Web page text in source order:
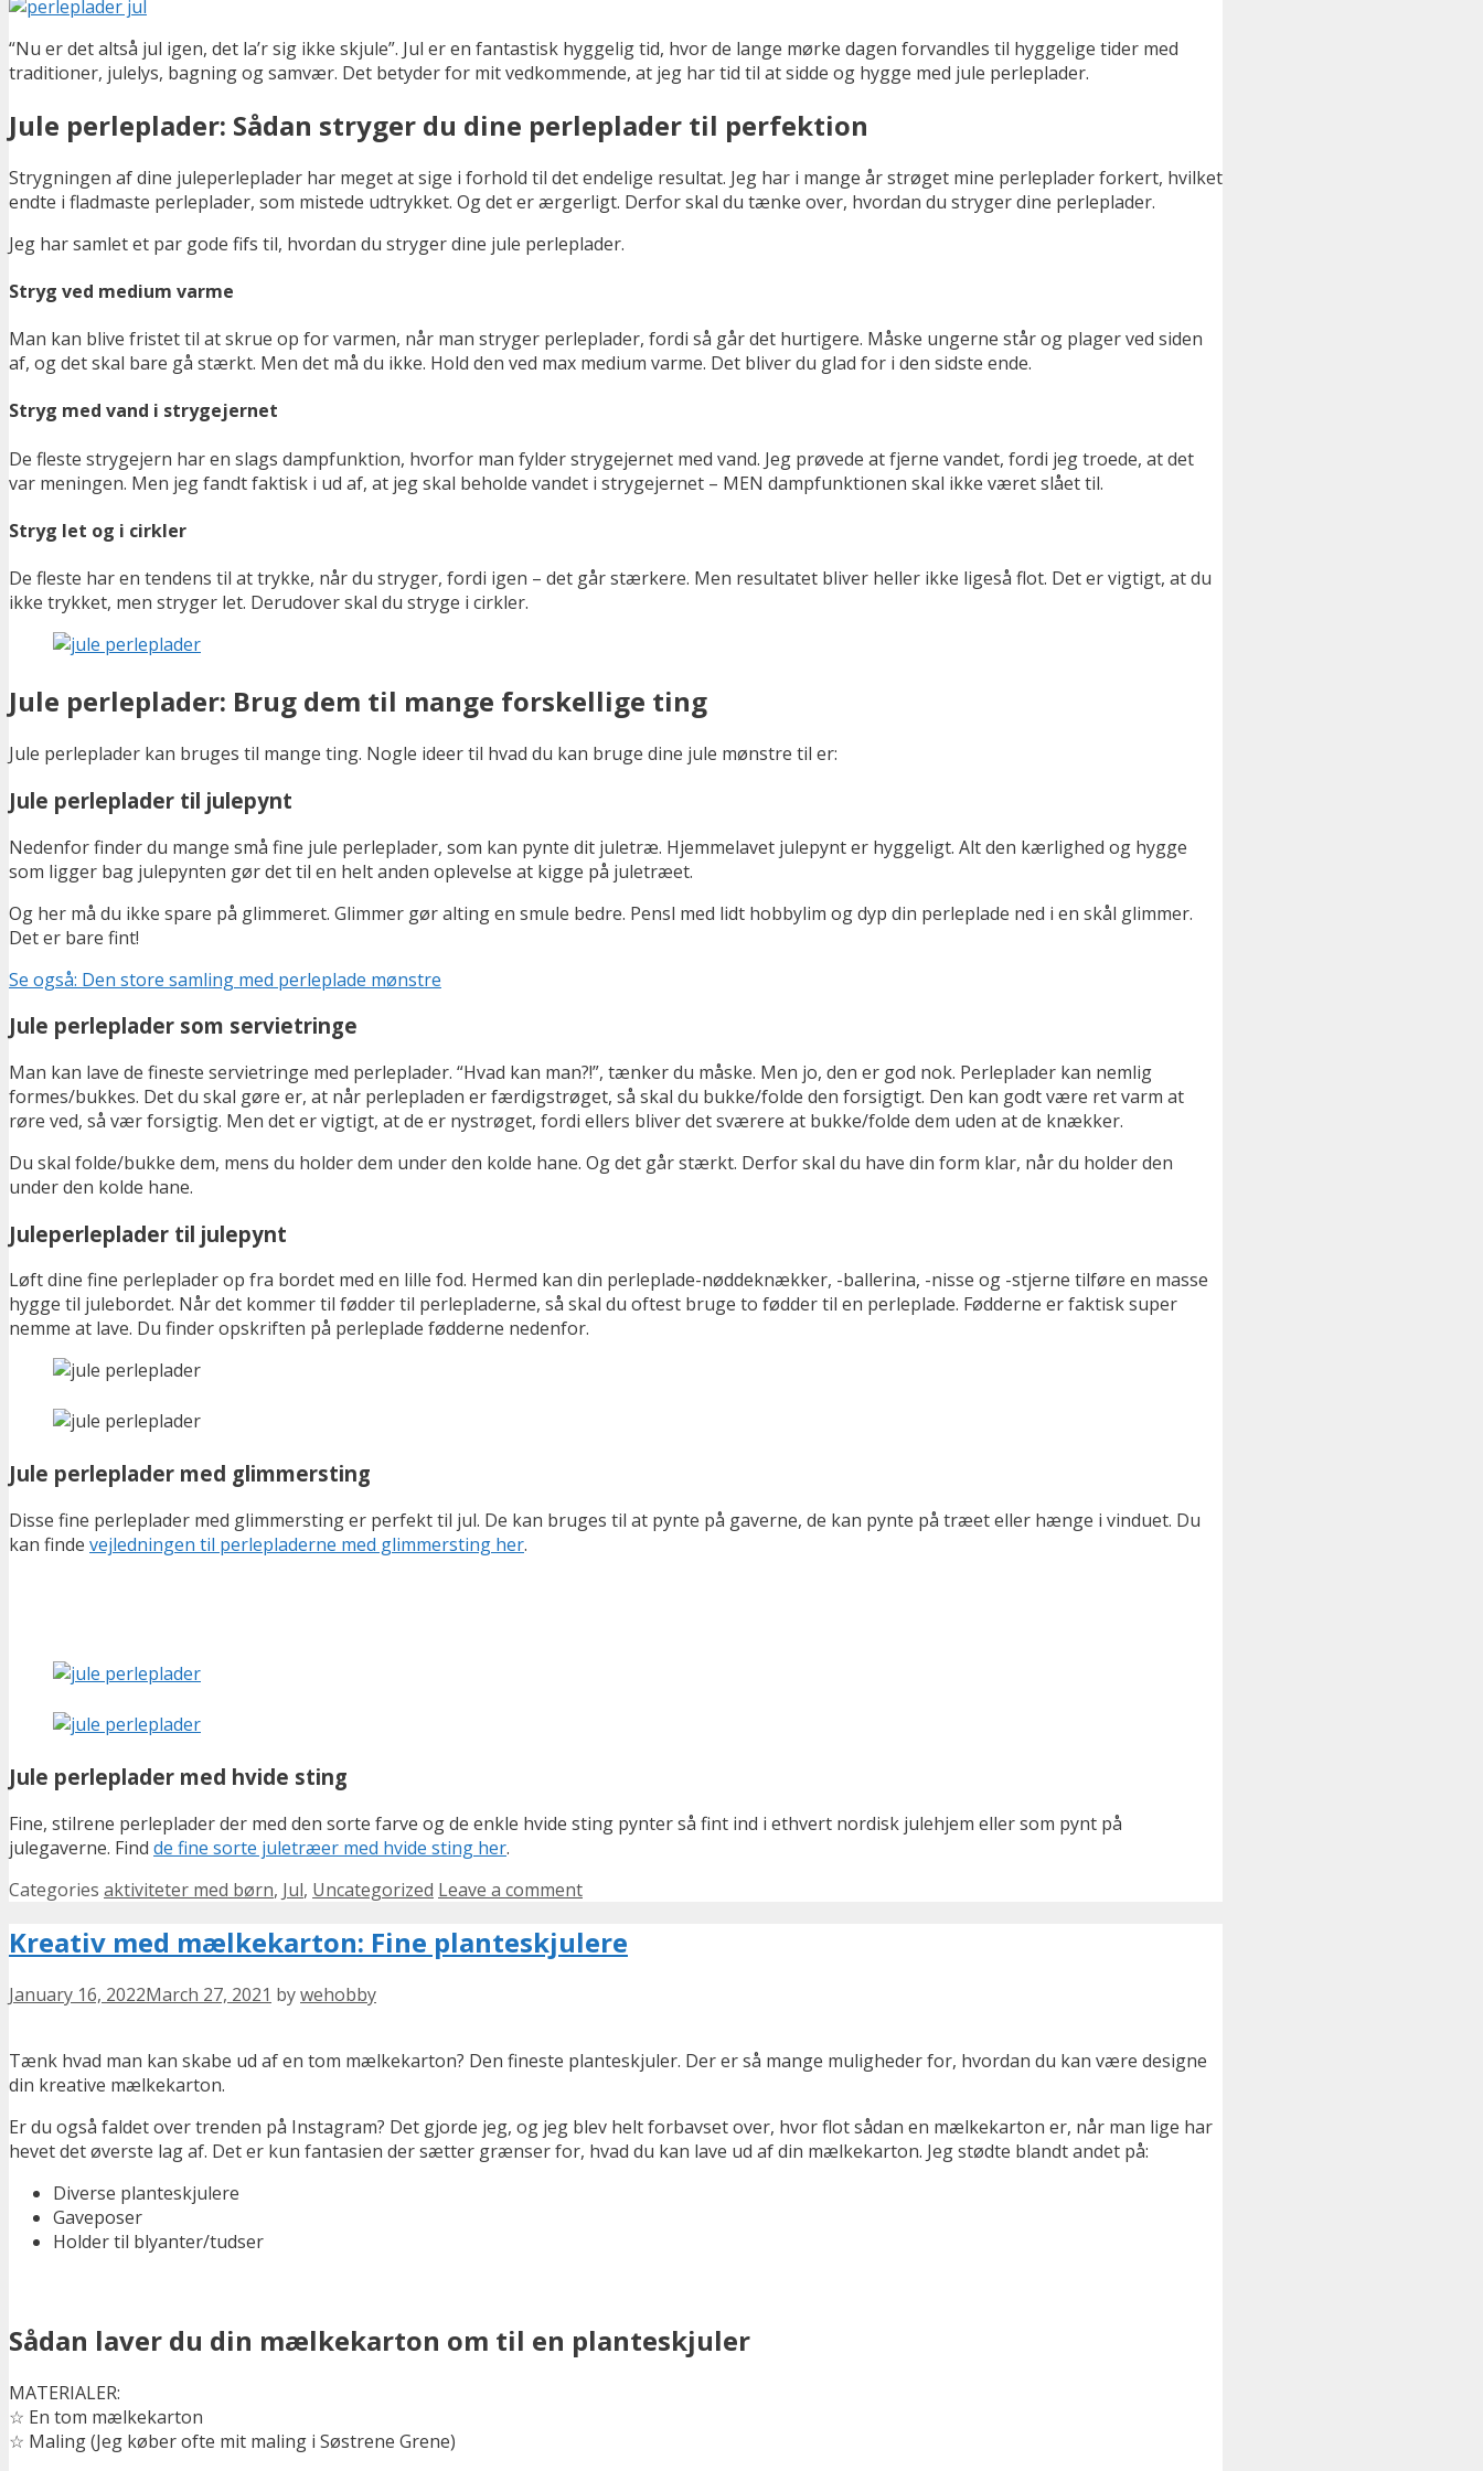
“Nu er det altså jul igen, det la’r sig ikke skjule”. Jul er en fantastisk hyggelig tid, hvor de lange mørke dagen forvandles til hyggelige tider med
traditioner, julelys, bagning og samvær. Det betyder for mit vedkommende, at jeg har tid til at sidde og hygge med jule perleplader.
Jule perleplader: Sådan stryger du dine perleplader til perfektion
Strygningen af dine juleperleplader har meget at sige i forhold til det endelige resultat. Jeg har i mange år strøget mine perleplader forkert, hvilket
endte i fladmaste perleplader, som mistede udtrykket. Og det er ærgerligt. Derfor skal du tænke over, hvordan du stryger dine perleplader.
Jeg har samlet et par gode fifs til, hvordan du stryger dine jule perleplader.
Stryg ved medium varme
Man kan blive fristet til at skrue op for varmen, når man stryger perleplader, fordi så går det hurtigere. Måske ungerne står og plager ved siden
af, og det skal bare gå stærkt. Men det må du ikke. Hold den ved max medium varme. Det bliver du glad for i den sidste ende.
Stryg med vand i strygejernet
De fleste strygejern har en slags dampfunktion, hvorfor man fylder strygejernet med vand. Jeg prøvede at fjerne vandet, fordi jeg troede, at det
var meningen. Men jeg fandt faktisk i ud af, at jeg skal beholde vandet i strygejernet – MEN dampfunktionen skal ikke været slået til.
Stryg let og i cirkler
De fleste har en tendens til at trykke, når du stryger, fordi igen – det går stærkere. Men resultatet bliver heller ikke ligeså flot. Det er vigtigt, at du
ikke trykket, men stryger let. Derudover skal du stryge i cirkler.
Jule perleplader: Brug dem til mange forskellige ting
Jule perleplader kan bruges til mange ting. Nogle ideer til hvad du kan bruge dine jule mønstre til er:
Jule perleplader til julepynt
Nedenfor finder du mange små fine jule perleplader, som kan pynte dit juletræ. Hjemmelavet julepynt er hyggeligt. Alt den kærlighed og hygge
som ligger bag julepynten gør det til en helt anden oplevelse at kigge på juletræet.
Og her må du ikke spare på glimmeret. Glimmer gør alting en smule bedre. Pensl med lidt hobbylim og dyp din perleplade ned i en skål glimmer.
Det er bare fint!
Se også: Den store samling med perleplade mønstre
Jule perleplader som servietringe
Man kan lave de fineste servietringe med perleplader. “Hvad kan man?!”, tænker du måske. Men jo, den er god nok. Perleplader kan nemlig
formes/bukkes. Det du skal gøre er, at når perlepladen er færdigstrøget, så skal du bukke/folde den forsigtigt. Den kan godt være ret varm at
røre ved, så vær forsigtig. Men det er vigtigt, at de er nystrøget, fordi ellers bliver det sværere at bukke/folde dem uden at de knækker.
Du skal folde/bukke dem, mens du holder dem under den kolde hane. Og det går stærkt. Derfor skal du have din form klar, når du holder den
under den kolde hane.
Juleperleplader til julepynt
Løft dine fine perleplader op fra bordet med en lille fod. Hermed kan din perleplade-nøddeknækker, -ballerina, -nisse og -stjerne tilføre en masse
hygge til julebordet. Når det kommer til fødder til perlepladerne, så skal du oftest bruge to fødder til en perleplade. Fødderne er faktisk super
nemme at lave. Du finder opskriften på perleplade fødderne nedenfor.
Jule perleplader med glimmersting
Disse fine perleplader med glimmersting er perfekt til jul. De kan bruges til at pynte på gaverne, de kan pynte på træet eller hænge i vinduet. Du
kan finde vejledningen til perlepladerne med glimmersting her.
Jule perleplader med hvide sting
Fine, stilrene perleplader der med den sorte farve og de enkle hvide sting pynter så fint ind i ethvert nordisk julehjem eller som pynt på
julegaverne. Find de fine sorte juletræer med hvide sting her.
Categories aktiviteter med børn, Jul, Uncategorized Leave a comment
Kreativ med mælkekarton: Fine planteskjulere
January 16, 2022March 27, 2021 bywehobby
Tænk hvad man kan skabe ud af en tom mælkekarton? Den fineste planteskjuler. Der er så mange muligheder for, hvordan du kan være designe
din kreative mælkekarton.
Er du også faldet over trenden på Instagram? Det gjorde jeg, og jeg blev helt forbavset over, hvor flot sådan en mælkekarton er, når man lige har
hevet det øverste lag af. Det er kun fantasien der sætter grænser for, hvad du kan lave ud af din mælkekarton. Jeg stødte blandt andet på:
Diverse planteskjulere
Gaveposer
Holder til blyanter/tudser
Sådan laver du din mælkekarton om til en planteskjuler
MATERIALER:
☆ En tom mælkekarton
☆ Maling (Jeg køber ofte mit maling i Søstrene Grene)